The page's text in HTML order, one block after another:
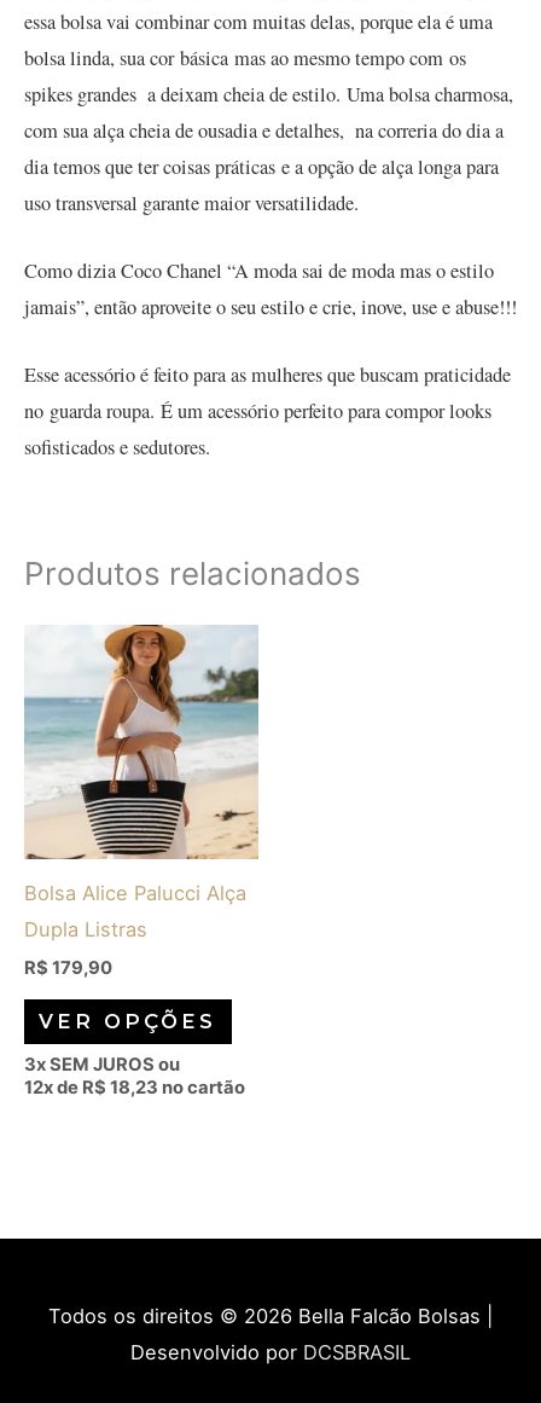
essa bolsa vai combinar com muitas delas, porque ela é uma
bolsa linda, sua cor básica mas ao mesmo tempo com os
spikes grandes a deixam cheia de estilo. Uma bolsa charmosa,
com sua alça cheia de ousadia e detalhes, na correria do dia a
dia temos que ter coisas práticas e a opção de alça longa para
uso transversal garante maior versatilidade.
Como dizia Coco Chanel “A moda sai de moda mas o estilo
jamais”, então aproveite o seu estilo e crie, inove, use e abuse!!!
Esse acessório é feito para as mulheres que buscam praticidade
no guarda roupa. É um acessório perfeito para compor looks
sofisticados e sedutores.
Produtos relacionados
Bolsa Alice Palucci Alça
Dupla Listras
R$ 179,90
VER OPÇÕES
produto
variantes.
As
opções
podem
na
página
do
3x SEM JUROS ou
12x de R$ 18,23 no cartão
Todos os direitos © 2026 Bella Falcão Bolsas
Desenvolvido por DCSBRASIL